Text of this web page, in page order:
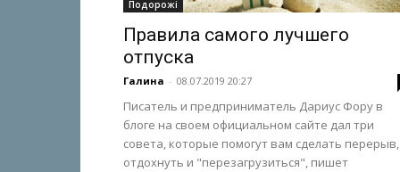
Подорожі
Правила самого лучшего
отпуска
Галина - 08.07.2019 20:27
Писатель и предприниматель Дариус Фору в
блоге на своем официальном сайте дал три
совета, которые помогут вам сделать перерыв,
отдохнуть и "перезагрузиться", пишет